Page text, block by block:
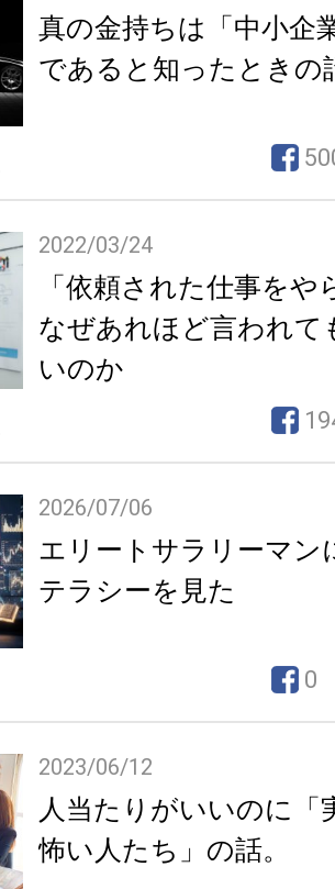
真の金持ちは「中小企
であると知ったときの
2022/03/24
「依頼された仕事を
なぜあれほど言われて
いのか
2026/07/06
エリートサラリーマン
テラシーを見た
0
2023/06/12
人当たりがいいのに「
怖い人たち」の話。